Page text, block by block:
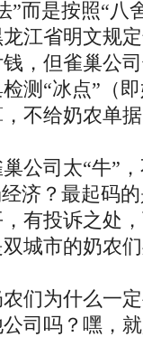
”而是按照“八
江省明文规
，但雀巢公
测“冰点”（
不给奶农单
司太“牛”，
济？最起码
有投诉之处
城市的奶农
为什么一定
司吗？嘿，